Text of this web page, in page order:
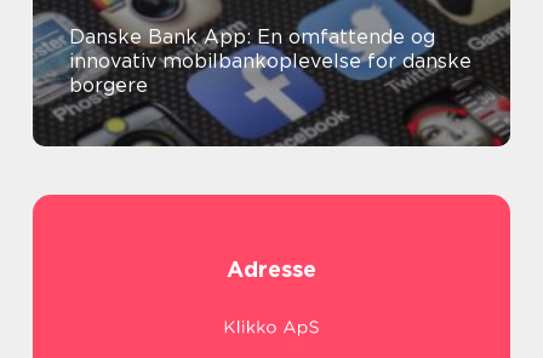
Danske Bank App: En omfattende og
innovativ mobilbankoplevelse for danske
borgere
Adresse